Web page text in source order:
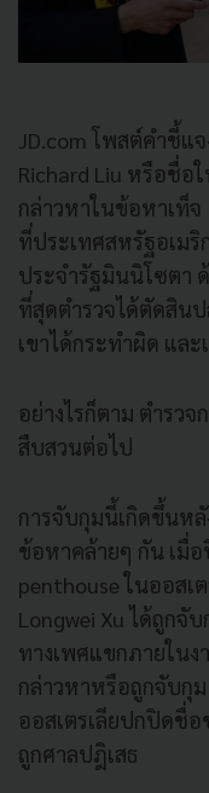
JD.com โพสต์คำชี้แ
Richard Liu หรือชื่อ
กล่าวหาในข้อหาเท็จ
ที่ประเทศสหรัฐอเมริ
ประจำรัฐมินนิโซตา
ที่สุดตำรวจได้ตัดสิน
เขาได้กระทำผิด แล
อย่างไรก็ตาม ตำรว
สืบสวนต่อไป
การจับกุมนี้เกิดขึ้นหลั
ข้อหาคล้ายๆ กัน เมื่
penthouse ในออสเ
Longwei Xu ได้ถูกจั
ทางเพศแขกภายในง
กล่าวหาหรือถูกจับกุ
ออสเตรเลียปกปิดชื่อ
ถูกศาลปฎิเสธ